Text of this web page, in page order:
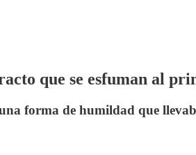
que se esfuman al
forma de humildad que